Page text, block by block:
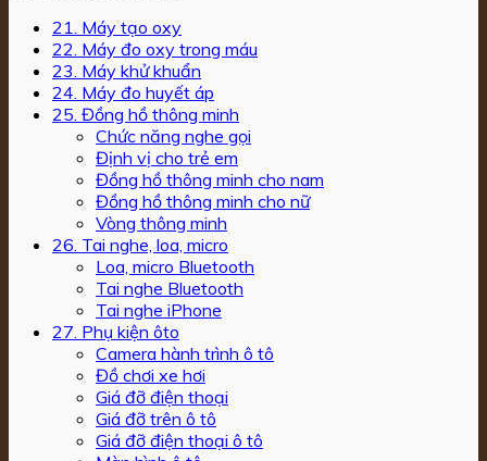
21. Máy tạo oxy
22. Máy đo oxy trong máu
23. Máy khử khuẩn
24. Máy đo huyết áp
25. Đồng hồ thông minh
Chức năng nghe gọi
Định vị cho trẻ em
Đồng hồ thông minh cho nam
Đồng hồ thông minh cho nữ
Vòng thông minh
26. Tai nghe, loa, micro
Loa, micro Bluetooth
Tai nghe Bluetooth
Tai nghe iPhone
27. Phụ kiện ôto
Camera hành trình ô tô
Đồ chơi xe hơi
Giá đỡ điện thoại
Giá đỡ trên ô tô
Giá đỡ điện thoại ô tô